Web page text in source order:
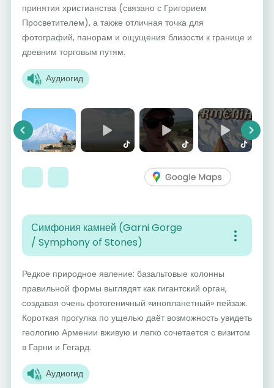
принятия христианства (связано с Григорием
Просветителем), а также отличная точка для
фотографий, панорам и ощущения близости к границе и
древним торговым путям.
Аудиогид
Previous Next
Симфония камней (Garni Gorge
/ Symphony of Stones)
Редкое природное явление: базальтовые колонны
правильной формы выглядят как гигантский орган,
создавая очень фотогеничный «инопланетный» пейзаж.
Короткая прогулка по ущелью даёт возможность увидеть
геологию Армении вживую и легко сочетается с визитом
в Гарни и Гегард.
Аудиогид